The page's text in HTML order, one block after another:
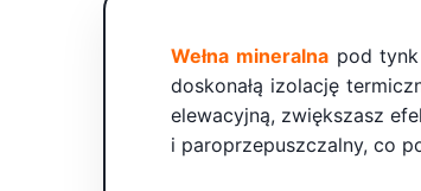
Wełna mineralnapod tynk
doskonałą izolację
elewacyjną, zwiększasz
i paroprzepuszczalny, co